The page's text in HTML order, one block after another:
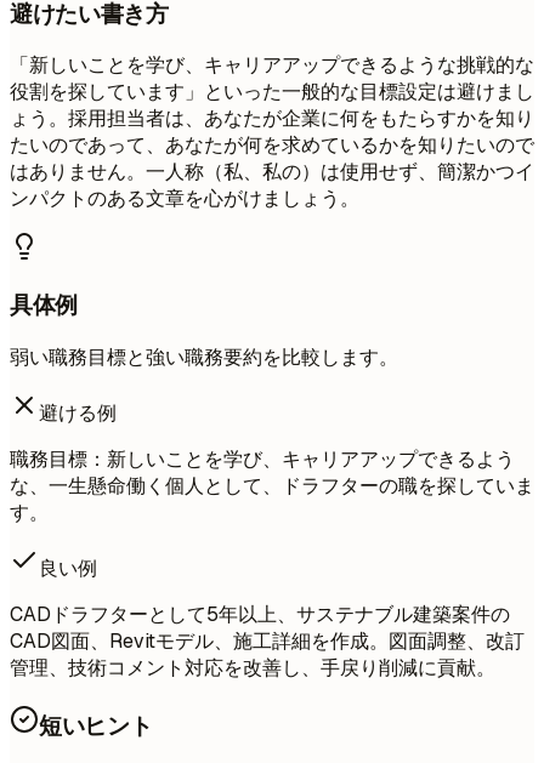
避けたい書き方
「新しいことを学び、キャリアアップできるような挑戦的な
役割を探しています」といった一般的な目標設定は避けまし
ょう。採用担当者は、あなたが企業に何をもたらすかを知り
たいのであって、あなたが何を求めているかを知りたいので
はありません。一人称（私、私の）は使用せず、簡潔かつイ
ンパクトのある文章を心がけましょう。
具体例
弱い職務目標と強い職務要約を比較します。
避ける例
職務目標：新しいことを学び、キャリアアップできるよう
な、一生懸命働く個人として、ドラフターの職を探していま
す。
良い例
CADドラフターとして5年以上、サステナブル建築案件の
CAD図面、Revitモデル、施工詳細を作成。図面調整、改訂
管理、技術コメント対応を改善し、手戻り削減に貢献。
短いヒント